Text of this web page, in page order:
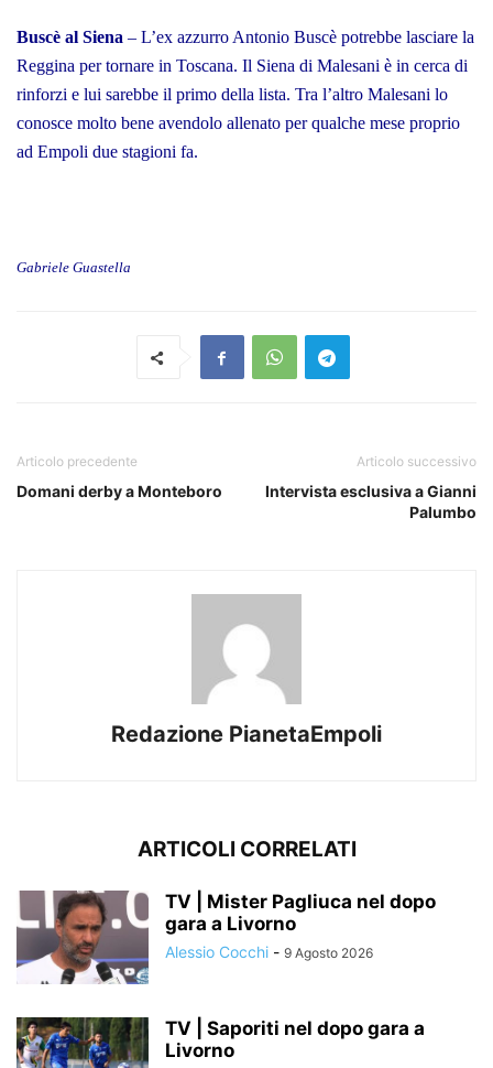
Buscè al Siena – L’ex azzurro Antonio Buscè potrebbe lasciare la
Reggina per tornare in Toscana. Il Siena di Malesani è in cerca di
rinforzi e lui sarebbe il primo della lista. Tra l’altro Malesani lo
conosce molto bene avendolo allenato per qualche mese proprio
ad Empoli due stagioni fa.
Gabriele Guastella
Articolo precedente
Domani derby a Monteboro
Articolo successivo
Intervista esclusiva a Gianni
Palumbo
Redazione PianetaEmpoli
ARTICOLI CORRELATI
TV | Mister Pagliuca nel dopo
gara a Livorno
Alessio Cocchi - 9 Agosto 2026
TV | Saporiti nel dopo gara a
Livorno